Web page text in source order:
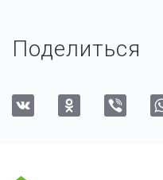
Поделиться